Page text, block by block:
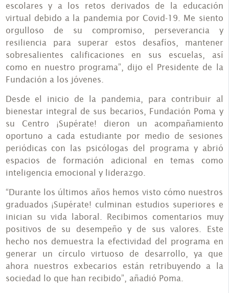
escolares y a los retos derivados de la educación
virtual debido a la pandemia por Covid-19. Me siento
orgulloso de su compromiso, perseverancia y
resiliencia para superar estos desafíos, mantener
sobresalientes calificaciones en sus escuelas, así
como en nuestro programa”, dijo el Presidente de la
Fundación a los jóvenes.
Desde el inicio de la pandemia, para contribuir al
bienestar integral de sus becarios, Fundación Poma y
su Centro ¡Supérate! dieron un acompañamiento
oportuno a cada estudiante por medio de sesiones
periódicas con las psicólogas del programa y abrió
espacios de formación adicional en temas como
inteligencia emocional y liderazgo.
“Durante los últimos años hemos visto cómo nuestros
graduados ¡Supérate! culminan estudios superiores e
inician su vida laboral. Recibimos comentarios muy
positivos de su desempeño y de sus valores. Este
hecho nos demuestra la efectividad del programa en
generar un círculo virtuoso de desarrollo, ya que
ahora nuestros exbecarios están retribuyendo a la
sociedad lo que han recibido”, añadió Poma.